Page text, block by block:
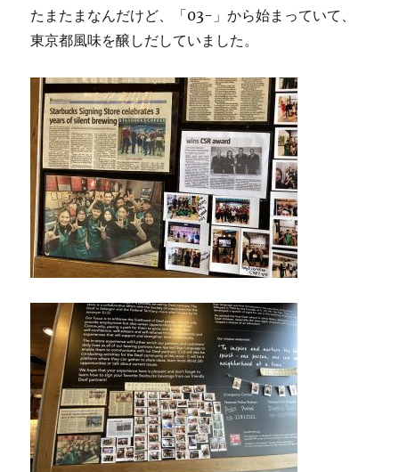
たまたまなんだけど、「03-」から始まっていて、
東京都風味を醸しだしていました。